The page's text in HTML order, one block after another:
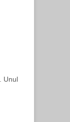
. Unul